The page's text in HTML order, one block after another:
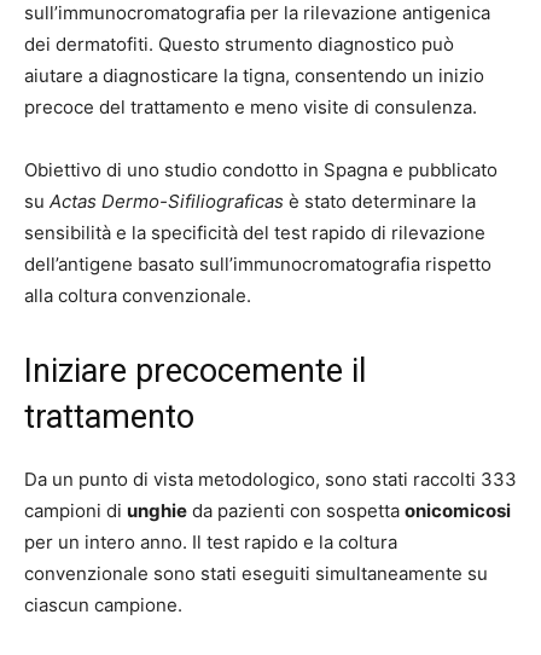
sull’immunocromatografia per la rilevazione antigenica
dei dermatofiti. Questo strumento diagnostico può
aiutare a diagnosticare la tigna, consentendo un inizio
precoce del trattamento e meno visite di consulenza.
Obiettivo di uno studio condotto in Spagna e pubblicato
su Actas Dermo-Sifiliograficas è stato determinare la
sensibilità e la specificità del test rapido di rilevazione
dell’antigene basato sull’immunocromatografia rispetto
alla coltura convenzionale.
Iniziare precocemente il
trattamento
Da un punto di vista metodologico, sono stati raccolti 333
campioni di unghie da pazienti con sospetta onicomicosi
per un intero anno. Il test rapido e la coltura
convenzionale sono stati eseguiti simultaneamente su
ciascun campione.